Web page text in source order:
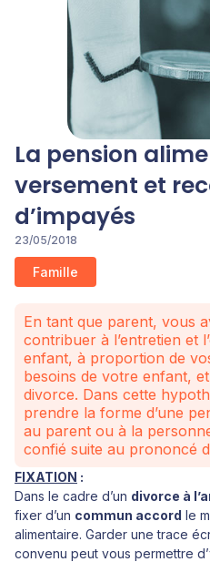
La pension
versement et
d’impayés
23/05/2018
Famille
En tant que parent, vous
contribuer à l’entretien et
enfant, à proportion de
besoins de votre enfant,
divorce. Dans cette
prendre la forme d’une
au parent ou à la
confié suite au prononcé
FIXATION :
Dans le cadre d’un divorce à
fixer d’un commun accord le
alimentaire. Garder une trace
convenu peut vous permettre